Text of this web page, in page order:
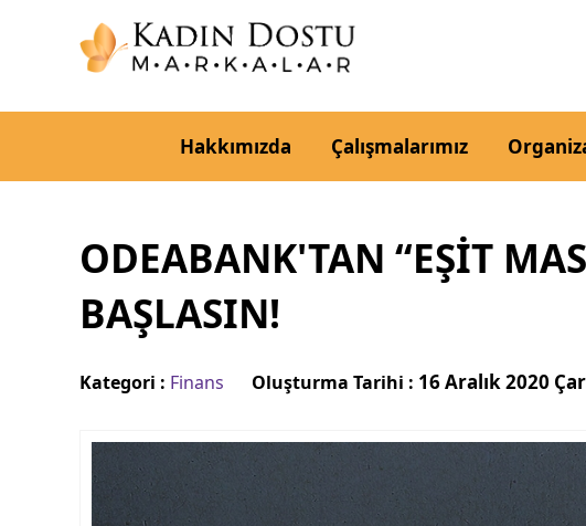
Hakkımızda Çalışmalarımız
ODEABANK'TAN “EŞİT
BAŞLASIN!
Kategori : Finans Oluşturma Tarihi : 16 Aralık 2020